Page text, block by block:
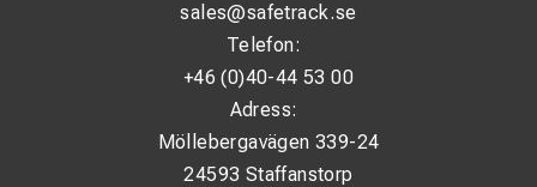
sales@safetrack.se
Telefon:
+46 (0)40-44 53 00
Adress:
Möllebergavägen 339-24
24593 Staffanstorp